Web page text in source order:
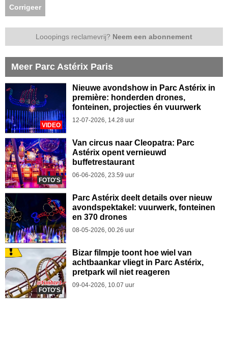
Corrigeer
Looopings reclamevrij? Neem een abonnement
Meer Parc Astérix Paris
VIDEO
Nieuwe avondshow in Parc Astérix in
première: honderden drones,
fonteinen, projecties én vuurwerk
12-07-2026, 14.28 uur
FOTO'S
Van circus naar Cleopatra: Parc
Astérix opent vernieuwd
buffetrestaurant
06-06-2026, 23.59 uur
Parc Astérix deelt details over nieuw
avondspektakel: vuurwerk, fonteinen
en 370 drones
08-05-2026, 00.26 uur
FOTO'S
Bizar filmpje toont hoe wiel van
achtbaankar vliegt in Parc Astérix,
pretpark wil niet reageren
09-04-2026, 10.07 uur